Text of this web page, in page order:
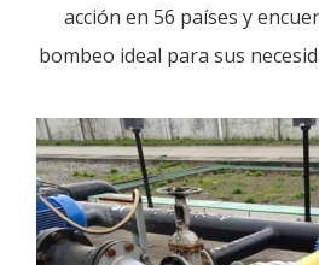
acción en 56 países y
bombeo ideal para sus